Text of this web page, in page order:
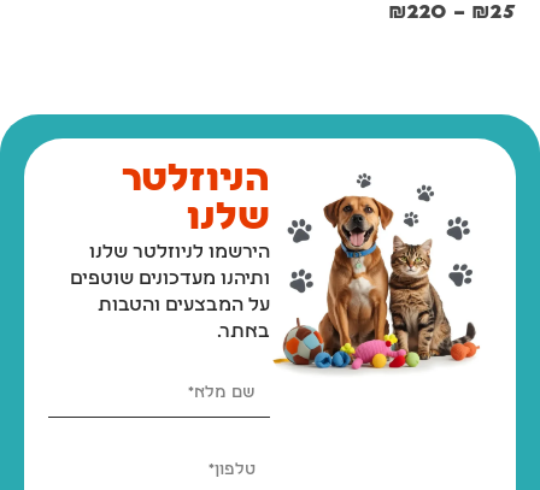
₪25
–
₪220
הניוזלטר
שלנו
הירשמו לניוזלטר שלנו
ותיהנו מעדכונים שוטפים
על המבצעים והטבות
באתר.